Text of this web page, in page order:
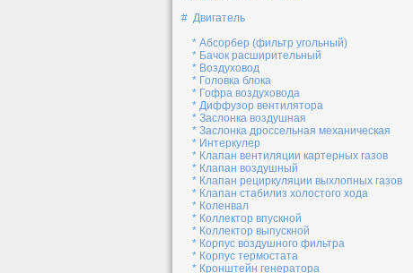
# Двигатель
* Абсорбер (фильтр угольный)
* Бачок расширительный
* Воздуховод
* Головка блока
* Гофра воздуховода
* Диффузор вентилятора
* Заслонка воздушная
* Заслонка дроссельная механическая
* Интеркулер
* Клапан вентиляции картерных газов
* Клапан воздушный
* Клапан рециркуляции выхлопных газов
* Клапан стабилиз холостого хода
* Коленвал
* Коллектор впускной
* Коллектор выпускной
* Корпус воздушного фильтра
* Корпус термостата
* Кронштейн генератора